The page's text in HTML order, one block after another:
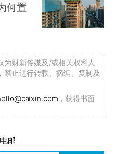
何置
为财新传媒及/或相关权利人
禁止进行转载、摘编、复制及
，获得书面
邮